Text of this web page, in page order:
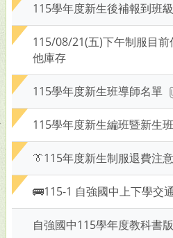
115學年度新生後補報到班
115/08/21(五)下午制服目
他庫存
115學年度新生班導師名單
115學年度新生編班暨新生
👔115年度新生制服退費注
🚌115-1 自強國中上下學交
自強國中115學年度教科書